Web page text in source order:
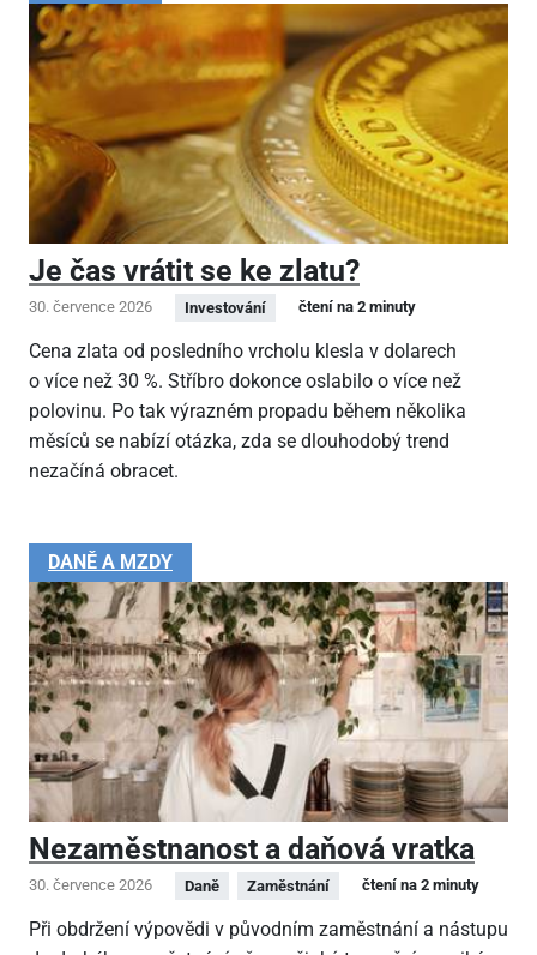
Je čas vrátit se ke zlatu?
30. července 2026 Investování čtení na 2 minuty
Cena zlata od posledního vrcholu klesla v dolarech
o více než 30 %. Stříbro dokonce oslabilo o více než
polovinu. Po tak výrazném propadu během několika
měsíců se nabízí otázka, zda se dlouhodobý trend
nezačíná obracet.
DANĚ A MZDY
Nezaměstnanost a daňová vratka
30. července 2026 Daně Zaměstnání čtení na 2 minuty
Při obdržení výpovědi v původním zaměstnání a nástupu